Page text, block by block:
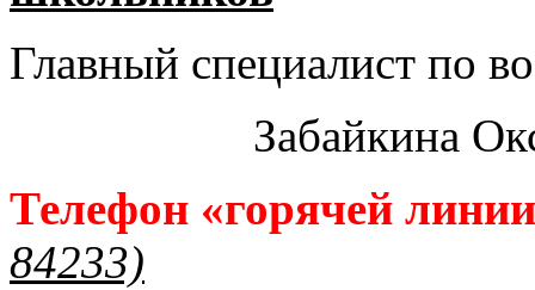
Главный специалист по
Забайкина
Телефон «горячей
84233)